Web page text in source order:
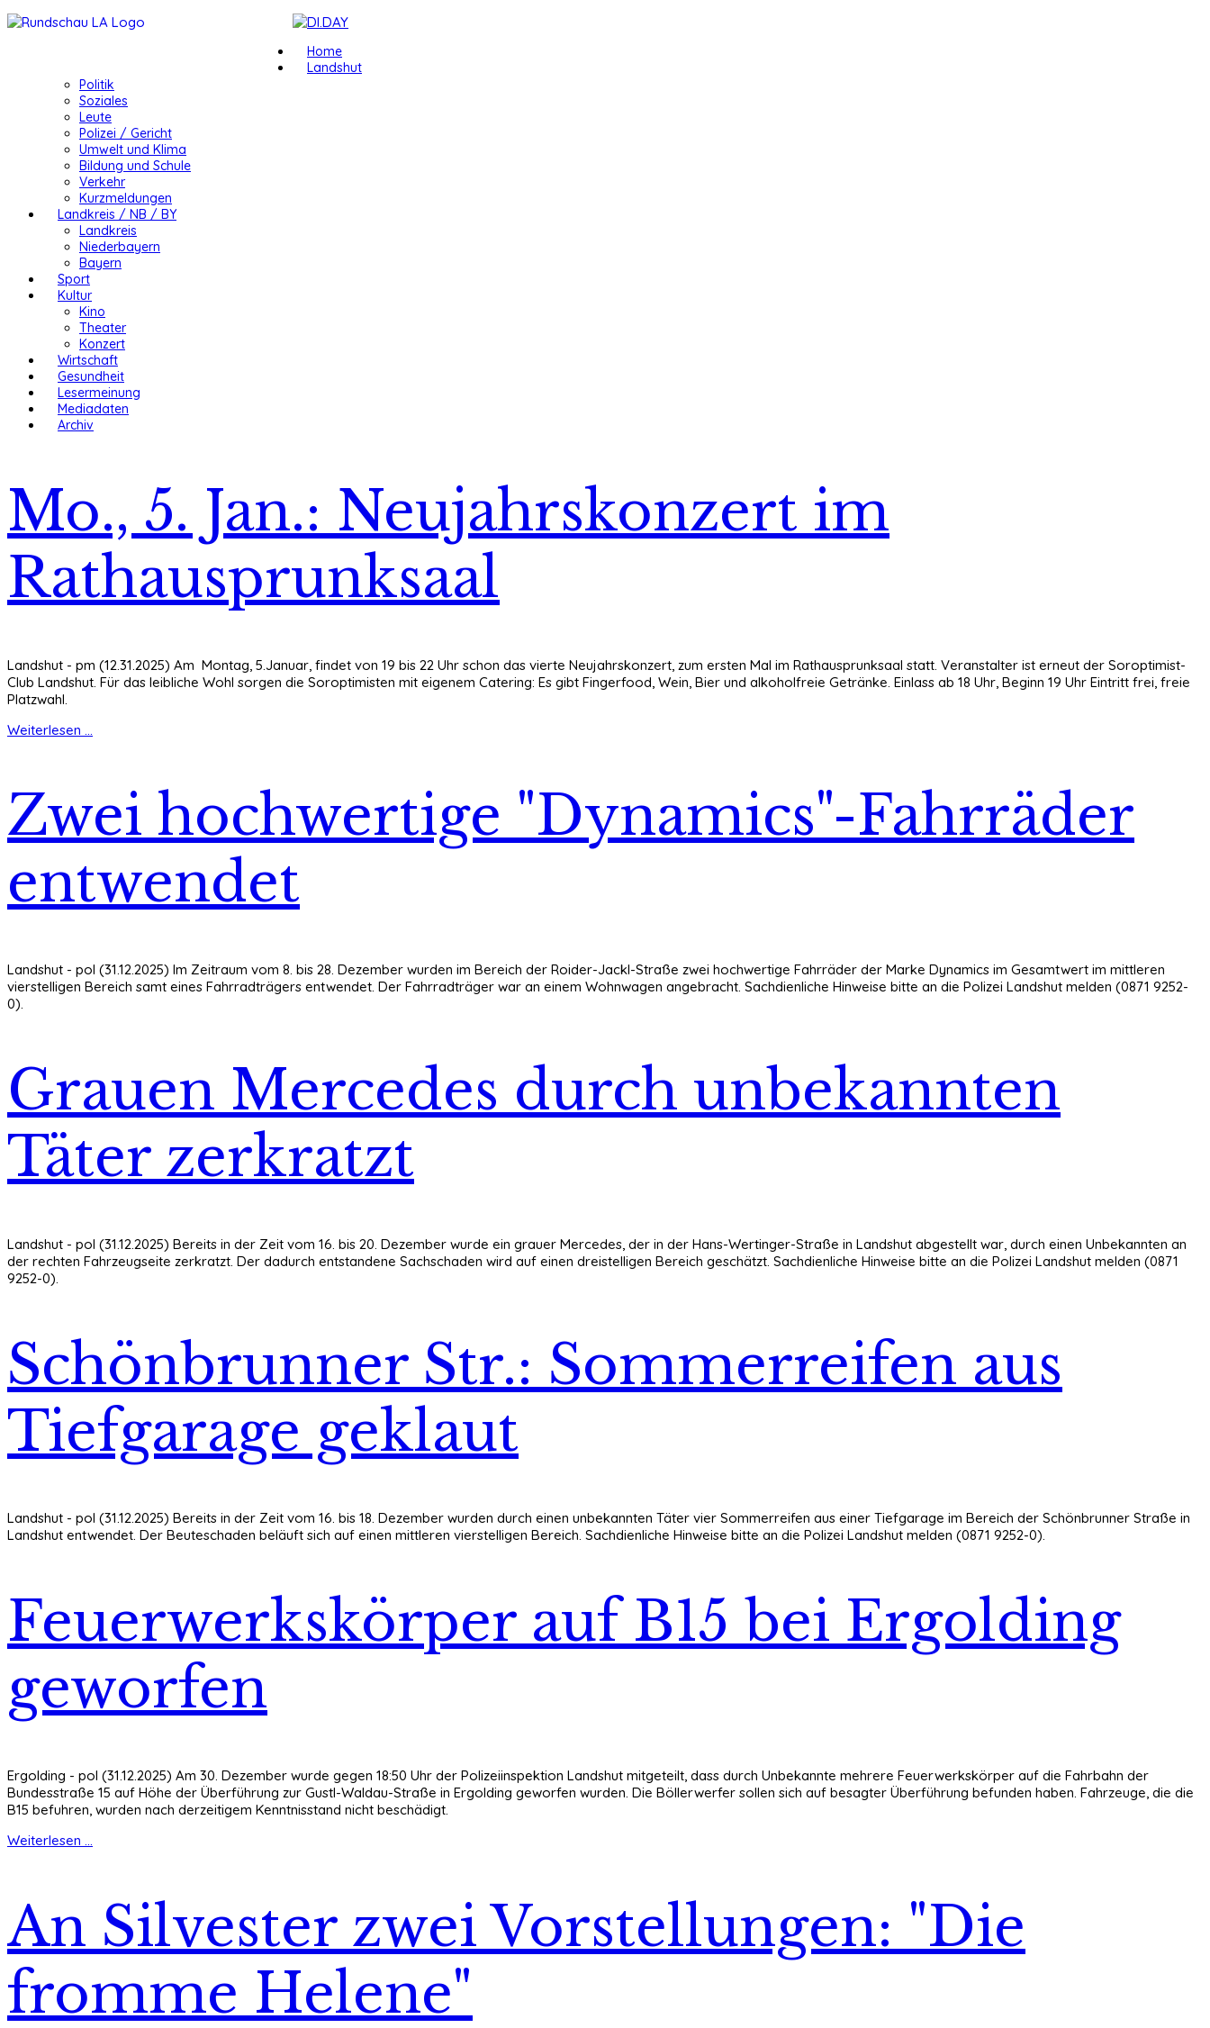
Home
Landshut
Politik
Soziales
Leute
Polizei / Gericht
Umwelt und Klima
Bildung und Schule
Verkehr
Kurzmeldungen
Landkreis / NB / BY
Landkreis
Niederbayern
Bayern
Sport
Kultur
Kino
Theater
Konzert
Wirtschaft
Gesundheit
Lesermeinung
Mediadaten
Archiv
Mo., 5. Jan.: Neujahrskonzert im
Rathausprunksaal
Landshut - pm (12.31.2025) Am Montag, 5.Januar, findet von 19 bis 22 Uhr schon das vierte Neujahrskonzert, zum ersten Mal im Rathausprunksaal statt. Veranstalter ist erneut der Soroptimist-
Club Landshut. Für das leibliche Wohl sorgen die Soroptimisten mit eigenem Catering: Es gibt Fingerfood, Wein, Bier und alkoholfreie Getränke. Einlass ab 18 Uhr, Beginn 19 Uhr Eintritt frei, freie
Platzwahl.
Weiterlesen ...
Zwei hochwertige "Dynamics"-Fahrräder
entwendet
Landshut - pol (31.12.2025) Im Zeitraum vom 8. bis 28. Dezember wurden im Bereich der Roider-Jackl-Straße zwei hochwertige Fahrräder der Marke Dynamics im Gesamtwert im mittleren
vierstelligen Bereich samt eines Fahrradträgers entwendet. Der Fahrradträger war an einem Wohnwagen angebracht. Sachdienliche Hinweise bitte an die Polizei Landshut melden (0871 9252-
0).
Grauen Mercedes durch unbekannten
Täter zerkratzt
Landshut - pol (31.12.2025) Bereits in der Zeit vom 16. bis 20. Dezember wurde ein grauer Mercedes, der in der Hans-Wertinger-Straße in Landshut abgestellt war, durch einen Unbekannten an
der rechten Fahrzeugseite zerkratzt. Der dadurch entstandene Sachschaden wird auf einen dreistelligen Bereich geschätzt. Sachdienliche Hinweise bitte an die Polizei Landshut melden (0871
9252-0).
Schönbrunner Str.: Sommerreifen aus
Tiefgarage geklaut
Landshut - pol (31.12.2025) Bereits in der Zeit vom 16. bis 18. Dezember wurden durch einen unbekannten Täter vier Sommerreifen aus einer Tiefgarage im Bereich der Schönbrunner Straße in
Landshut entwendet. Der Beuteschaden beläuft sich auf einen mittleren vierstelligen Bereich. Sachdienliche Hinweise bitte an die Polizei Landshut melden (0871 9252-0).
Feuerwerkskörper auf B15 bei Ergolding
geworfen
Ergolding - pol (31.12.2025) Am 30. Dezember wurde gegen 18:50 Uhr der Polizeiinspektion Landshut mitgeteilt, dass durch Unbekannte mehrere Feuerwerkskörper auf die Fahrbahn der
Bundesstraße 15 auf Höhe der Überführung zur Gustl-Waldau-Straße in Ergolding geworfen wurden. Die Böllerwerfer sollen sich auf besagter Überführung befunden haben. Fahrzeuge, die die
B15 befuhren, wurden nach derzeitigem Kenntnisstand nicht beschädigt.
Weiterlesen ...
An Silvester zwei Vorstellungen: "Die
fromme Helene"